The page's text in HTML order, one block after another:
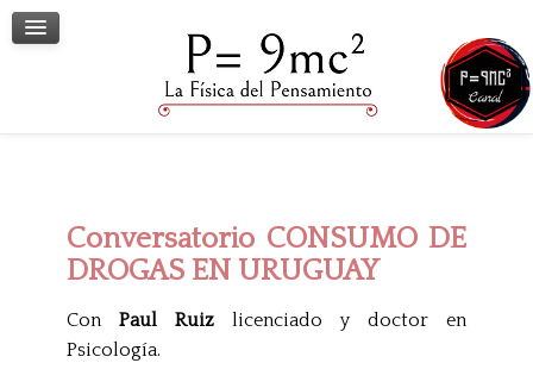
Terapia Individual
Conversatorio CONSUMO DE
DROGAS EN URUGUAY
Con Paul Ruizlicenciado y doctor en
Psicología.